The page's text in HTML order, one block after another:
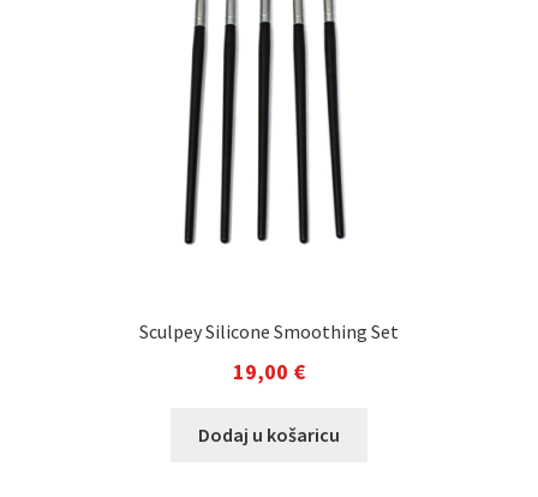
Sculpey Silicone Smoothing Set
19,00 €
Dodaj u košaricu